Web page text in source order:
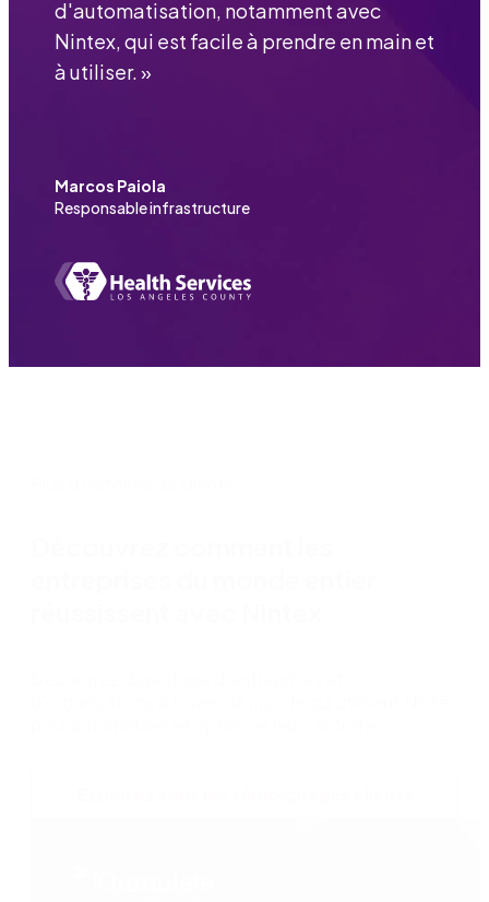
d'automatisation, notamment avec
Nintex, qui est facile à prendre en main et
à utiliser.»
Marcos Paiola
Responsable infrastructure